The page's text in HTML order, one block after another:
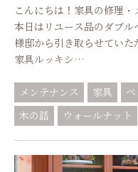
こんにちは！家具の修理・
本日はリユース品のダブ
様邸から引き取らせてい
家具ルッキシ…
メンテナンス 家具 ベ
木の話
ウォールナット